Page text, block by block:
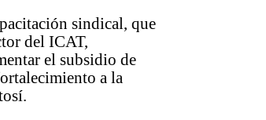
sindical, que
del ICAT,
el subsidio de
a la